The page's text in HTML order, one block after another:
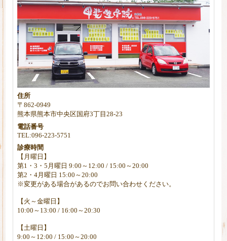
住所
〒862-0949
熊本県熊本市中央区国府3丁目28-23
電話番号
TEL:096-223-5751
診療時間
【月曜日】
第1・3・5月曜日 9:00～12:00 / 15:00～20:00
第2・4月曜日 15:00～20:00
※変更がある場合があるのでお問い合わせください。
【火～金曜日】
10:00～13:00 / 16:00～20:30
【土曜日】
9:00～12:00 / 15:00～20:00